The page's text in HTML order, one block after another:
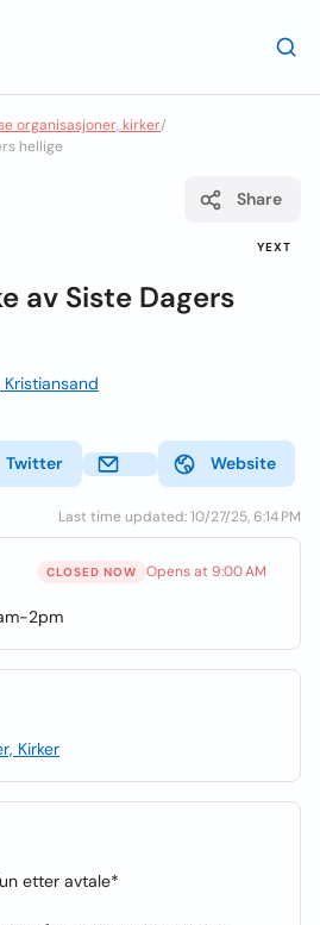
organisasjoner, kirker/
hellige
YEXT
Share
av Siste Dagers
Twitter Website
Last time updated: 10/27/25, 6:14 PM
CLOSED NOW Opens at 9:00 AM
2pm
Kirker
etter avtale*